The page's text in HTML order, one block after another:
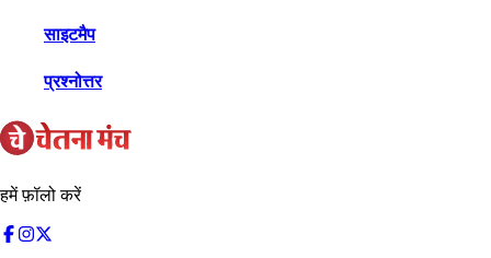
साइटमैप
प्रश्नोत्तर
हमें फ़ॉलो करें